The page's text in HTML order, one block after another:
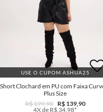
USE O CUPOM ASHUA25
Short Clochard em PU com Faixa
Plus Size
R$ 199,90
R$ 139,90
4X de R$ 34,98*